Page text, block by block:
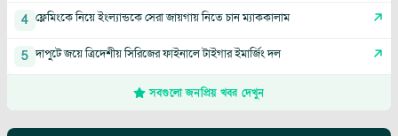
4 ফ্লেমিংকে নিয়ে ইংল্যান্ডকে সেরা জায়গায় নিতে চান ম্যাককালাম
5 দাপুটে জয়ে ত্রিদেশীয় সিরিজের ফাইনালে টাইগার ইমার্জিং দল
সবগুলো জনপ্রিয় খবর দেখুন